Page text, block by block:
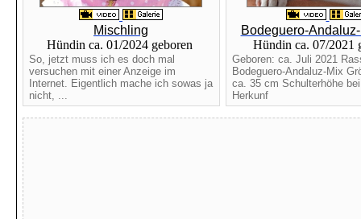
Mischling
Hündin ca. 01/2024 geboren
So, jetzt muss ich es doch mal
versuchen mit einer Anzeige im
Internet. Eigentlich mache ich sowas ja
nicht, ...
Bodeguero-
Hündin ca. 07/2021
Geboren: ca. Juli 2021
Bodeguero-Andaluz-Mix
ca. 35 cm Schulterhöhe
Herkunf